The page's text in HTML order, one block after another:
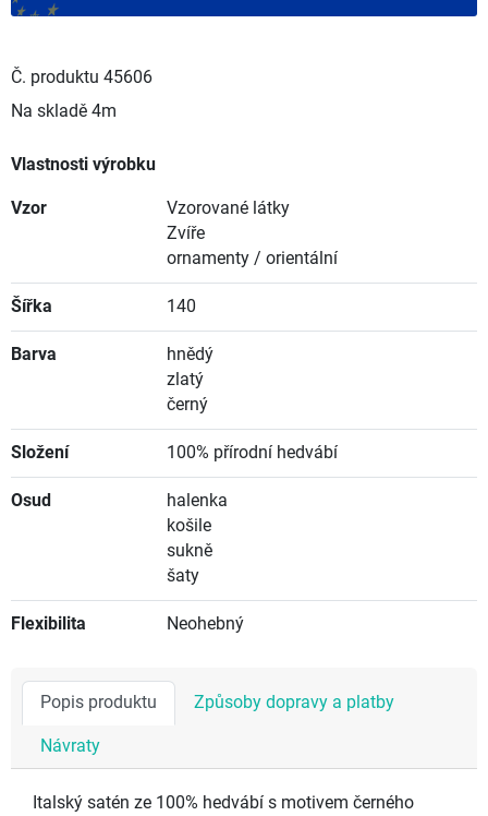
Č. produktu 45606
Na skladě 4m
Vlastnosti výrobku
Vzor
Vzorované látky
Zvíře
ornamenty / orientální
Šířka 140
Barva
hnědý
zlatý
černý
Složení 100% přírodní hedvábí
Osud
halenka
košile
sukně
šaty
Flexibilita Neohebný
Popis produktu Způsoby dopravy a platby
Návraty
Italský satén ze 100% hedvábí s motivem černého